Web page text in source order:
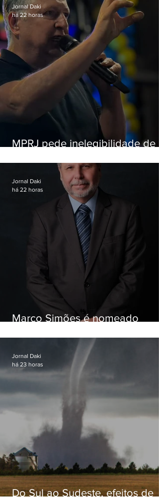
MPRJ pede inelegibilidade de
Jornal Daki
há 22 horas
Marco Simões é nomeado
Jornal Daki
há 22 horas
Do Sul ao Sudeste, efeitos de
Jornal Daki
há 23 horas